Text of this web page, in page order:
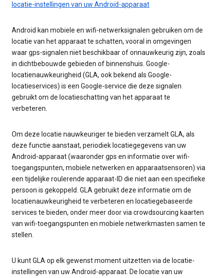
locatie-instellingen van uw Android-apparaat
Android kan mobiele en wifi-netwerksignalen gebruiken om de
locatie van het apparaat te schatten, vooral in omgevingen
waar gps-signalen niet beschikbaar of onnauwkeurig zijn, zoals
in dichtbebouwde gebieden of binnenshuis. Google-
locatienauwkeurigheid (GLA, ook bekend als Google-
locatieservices) is een Google-service die deze signalen
gebruikt om de locatieschatting van het apparaat te
verbeteren.
Om deze locatie nauwkeuriger te bieden verzamelt GLA, als
deze functie aanstaat, periodiek locatiegegevens van uw
Android-apparaat (waaronder gps en informatie over wifi-
toegangspunten, mobiele netwerken en apparaatsensoren) via
een tijdelijke roulerende apparaat-ID die niet aan een specifieke
persoon is gekoppeld. GLA gebruikt deze informatie om de
locatienauwkeurigheid te verbeteren en locatiegebaseerde
services te bieden, onder meer door via crowdsourcing kaarten
van wifi-toegangspunten en mobiele netwerkmasten samen te
stellen.
U kunt GLA op elk gewenst moment uitzetten via de locatie-
instellingen van uw Android-apparaat. De locatie van uw